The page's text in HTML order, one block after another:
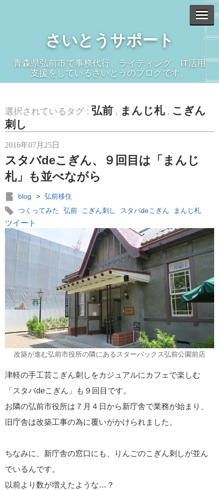
さいとうサポート
青森県弘前市で事務代行、ライティング、IT活用
支援をしているさいとうのブログです。
選択されているタグ : 弘前 , まんじ札, こぎん
刺し
2016年07月25日
スタバdeこぎん、９回目は「まんじ
札」も並べながら
blog > 弘前移住
つくってみた
弘前 こぎん刺し スタバdeこぎん まんじ札
ツイート
改築が進む弘前市役所の隣にあるスターバックス弘前公園前店
津軽の手工芸こぎん刺しをカジュアルにカフェで楽しむ
「スタバdeこぎん」も９回目です。
お隣の弘前市役所は７月４日から新庁舎で業務が始まり、
旧庁舎は改築工事の為に覆いがかけられました。
ちなみに、新庁舎の窓口にも、りんごのこぎん刺しが並ん
でいるんです。
以前より数が増えたような…？